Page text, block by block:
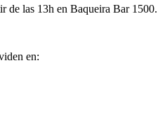
de las 13h en Baqueira Bar 1500.
en: